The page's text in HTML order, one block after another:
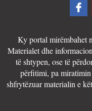
Ky portal mirëmbahet
Materialet dhe
të shtypen, ose të
përfitimi, pa
shfrytëzuar materialin e